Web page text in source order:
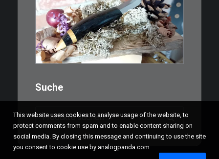
€39,00
Kleines Schmuckmesser, ideal
als…
Suche
Suchen
nach:
This website uses cookies to analyse usage of the website, to
protect comments from spam and to enable content sharing on
social media. By closing this message and continuing to use the site
you consent to cookie use by analogpanda.com